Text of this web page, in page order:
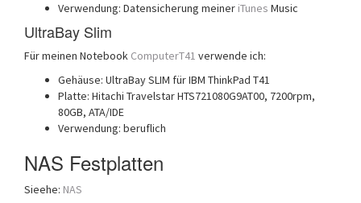
Verwendung: Datensicherung meiner iTunes Music
UltraBay Slim
Für meinen Notebook ComputerT41 verwende ich:
Gehäuse: UltraBay SLIM für IBM ThinkPad T41
Platte: Hitachi Travelstar HTS721080G9AT00, 7200rpm,
80GB, ATA/IDE
Verwendung: beruflich
NAS Festplatten
Sieehe: NAS